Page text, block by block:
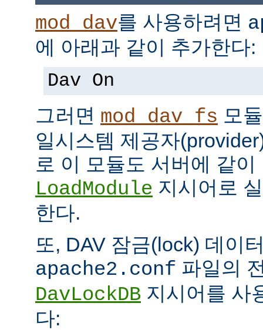
mod_dav를 사용하려면
에 아래과 같이 추가한다:
Dav On
그러면 mod_dav_fs 모
일시스템 제공자
로 이 모듈도 서버에 같
LoadModule 지시어로
한다.
또, DAV 잠금(lock) 데이
apache2.conf 파일의
DavLockDB 지시어를 사
다: